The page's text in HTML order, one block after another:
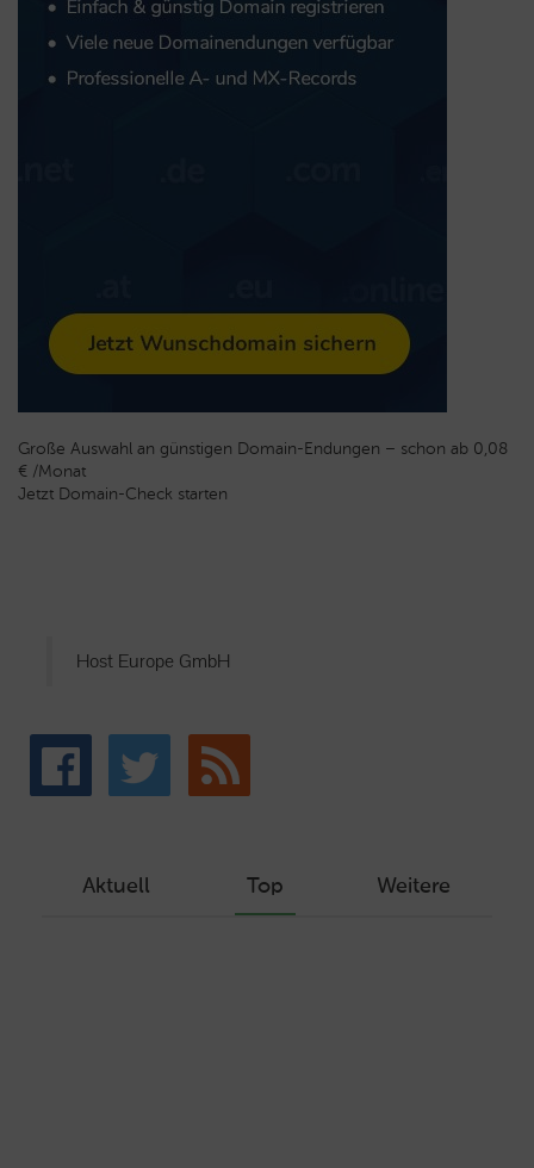
Große Auswahl an günstigen Domain-Endungen – schon ab 0,08
€ /Monat
Jetzt Domain-Check starten
Host Europe GmbH
Aktuell Top Weitere